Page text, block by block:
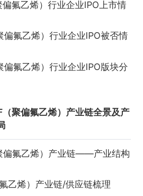
偏氟乙烯）行业企业IPO上市情
偏氟乙烯）行业企业IPO被否情
偏氟乙烯）行业企业IPO版块分
（聚偏氟乙烯）产业链全景及产
偏氟乙烯）产业链——产业结构
乙烯）产业链/供应链梳理